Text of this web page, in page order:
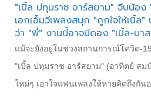
"เบิ้ล ปทุมราช อาร์สยาม" จีบน้อง
เอกเอ็มวีเพลงสนุก "ถูกใจให้เบิ้
ว่า "พี่" งานนี้อาจมีดอง "เบิ้ล-บาส
แม้จะยังอยู่ในช่วงสถานการณ์โควิด-
"เบิ้ล ปทุมราช อาร์สยาม" (อาทิตย์ สม
ใหม่ๆ เอาใจแฟนเพลงให้หายคิดถึงกัน